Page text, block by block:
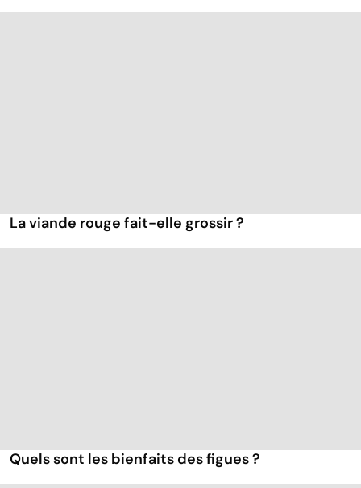
La viande rouge fait-elle grossir ?
Quels sont les bienfaits des figues ?